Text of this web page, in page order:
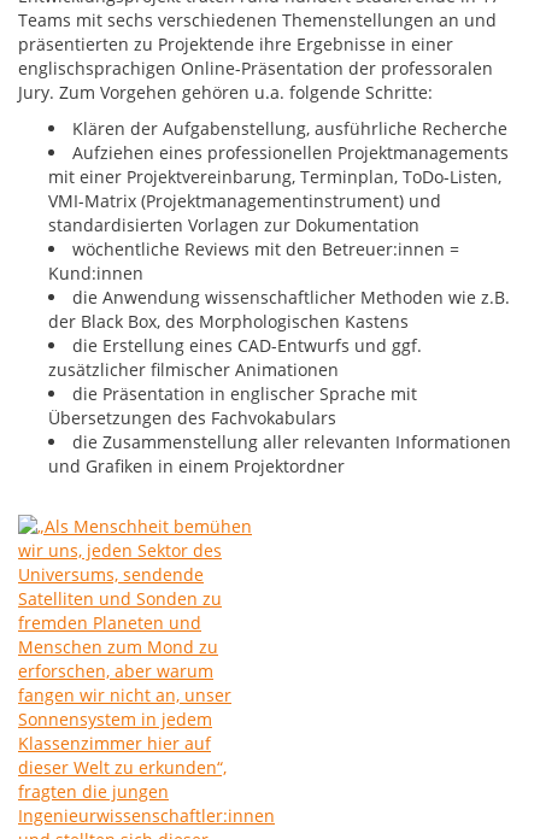
Teams mit sechs verschiedenen Themenstellungen an und
präsentierten zu Projektende ihre Ergebnisse in einer
englischsprachigen Online-Präsentation der professoralen
Jury. Zum Vorgehen gehören u.a. folgende Schritte:
Klären der Aufgabenstellung, ausführliche Recherche
Aufziehen eines professionellen Projektmanagements
mit einer Projektvereinbarung, Terminplan, ToDo-Listen,
VMI-Matrix (Projektmanagementinstrument) und
standardisierten Vorlagen zur Dokumentation
wöchentliche Reviews mit den Betreuer:innen =
Kund:innen
die Anwendung wissenschaftlicher Methoden wie z.B.
der Black Box, des Morphologischen Kastens
die Erstellung eines CAD-Entwurfs und ggf.
zusätzlicher filmischer Animationen
die Präsentation in englischer Sprache mit
Übersetzungen des Fachvokabulars
die Zusammenstellung aller relevanten Informationen
und Grafiken in einem Projektordner